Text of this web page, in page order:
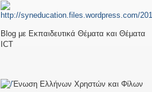
Blog με Εκπαιδευτικά Θέματα και Θέματα
ICT
Ένωση Ελλήνων Χρηστών και Φίλων